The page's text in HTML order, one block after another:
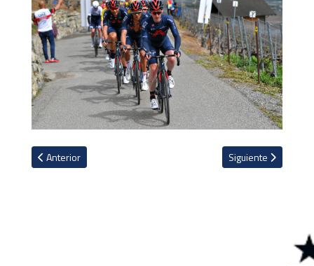
Artículo anterior: Amador sigue destacando en el Tour de
Anterior Artículo siguiente:
Siguiente